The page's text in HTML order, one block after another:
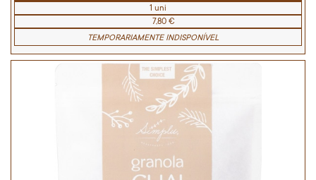
1 uni
7,80 €
TEMPORARIAMENTE INDISPONÍVEL